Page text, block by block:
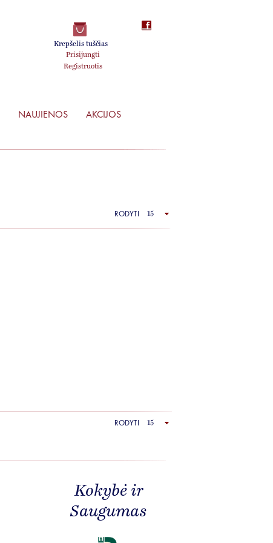
Krepšelis tuščias
Prisijungti
Registruotis
NAUJIENOS AKCIJOS
RODYTI
RODYTI
Kokybė ir
Saugumas